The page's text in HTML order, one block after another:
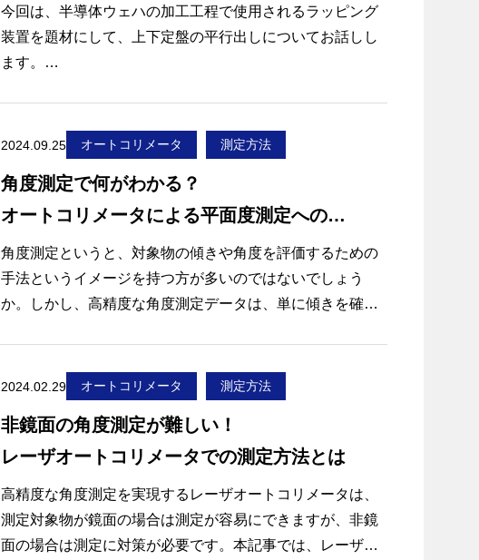
本記事では、フリップチップボンディングを中心に、ボン
ディング工程における平行度測定の重要性とインライン測
定の必要性、さらにレーザオートコリメータを用いた具体
上を検討している方に向けて、実務に直結するポイントを
整理しています。
今回は、半導体ウェハの加工工程で使用されるラッピング
装置を題材にして、上下定盤の平行出しについてお話しし
ます。
（LAC）を用いた測定方法を比較し、さらにSmart LACを
応用した測定方法で、より簡単に同じ結果を得られる方法
をご紹介します。
2024.09.25 オートコリメータ 測定方法
角度測定で何がわかる？
オートコリメータによる平面度測定への
活用方法を解説
角度測定というと、対象物の傾きや角度を評価するための
手法というイメージを持つ方が多いのではないでしょう
か。しかし、高精度な角度測定データは、単に傾きを確認
特にレーザオートコリメータは、微小な角度変化を高精度
に測定できるため、取得した角度データを活用すること
で、従来は変位計や三次元測定機で行っていた評価を非接
触で実施できる場合があります。
タを活用し、平面度を評価する考え方や測定方法について
解説します。
2024.02.29 オートコリメータ 測定方法
非鏡面の角度測定が難しい！
レーザオートコリメータでの測定方法とは
高精度な角度測定を実現するレーザオートコリメータは、
測定対象物が鏡面の場合は測定が容易にできますが、非鏡
面の場合は測定に対策が必要です。本記事では、レーザオ